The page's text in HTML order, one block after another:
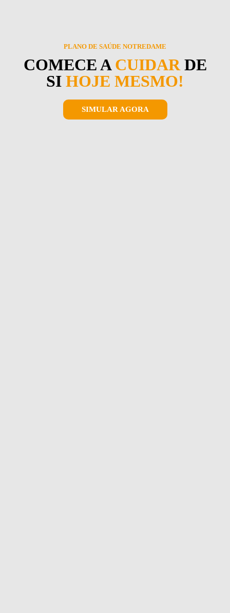
PLANO DE SAÚDE NOTREDAME
COMECE ACUIDARDE
SI HOJE MESMO!
SIMULAR AGORA